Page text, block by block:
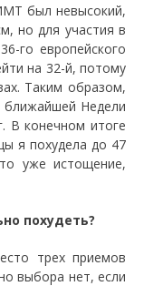
был невысокий,
но для участия в
го европейского
на 32-й, потому
Таким образом,
ближайшей Недели
В конечном итоге
я похудела до 47
уже истощение,
похудеть?
трех приемов
выбора нет, если